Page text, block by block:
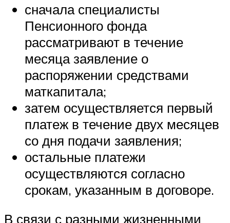
сначала специалисты
Пенсионного фонда
рассматривают в течение
месяца заявление о
распоряжении средствами
маткапитала;
затем осуществляется первый
платеж в течение двух месяцев
со дня подачи заявления;
остальные платежи
осуществляются согласно
срокам, указанным в договоре.
В связи с разными жизненными